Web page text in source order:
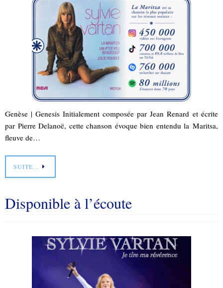
Genèse | Genesis Initialement composée par Jean Renard et écrite
par Pierre Delanoë, cette chanson évoque bien entendu la Maritsa,
fleuve de…
SUITE…
Disponible à l’écoute